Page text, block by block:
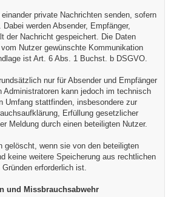
private Nachrichten senden, sofern
werden Absender, Empfänger,
der Nachricht gespeichert. Die Daten
Nutzer gewünschte Kommunikation
ist Art. 6 Abs. 1 Buchst. b DSGVO.
nur für Absender und Empfänger
Administratoren kann jedoch im technisch
Umfang stattfinden, insbesondere zur
Erfüllung gesetzlicher
Meldung durch einen beteiligten Nutzer.
gelöscht, wenn sie von den beteiligten
keine weitere Speicherung aus rechtlichen
erforderlich ist.
und Missbrauchsabwehr